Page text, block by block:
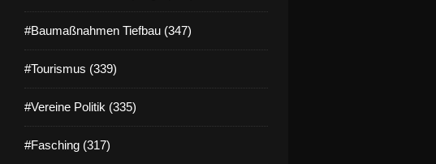
#Baumaßnahmen Tiefbau (347)
#Tourismus (339)
#Vereine Politik (335)
#Fasching (317)